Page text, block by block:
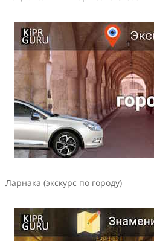
Ларнака (экскурс по городу)